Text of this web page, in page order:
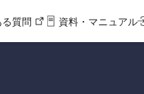
質問 資料・マニュアル